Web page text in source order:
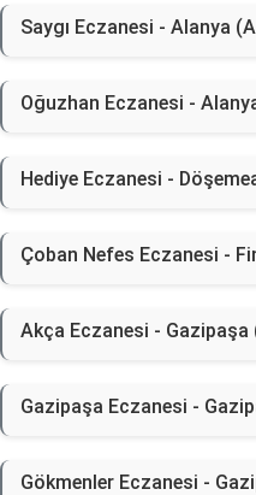
Saygı Eczanesi - Alanya
Oğuzhan Eczanesi -
Hediye Eczanesi -
Çoban Nefes Eczanesi -
Akça Eczanesi -
Gazipaşa Eczanesi -
Gökmenler Eczanesi -